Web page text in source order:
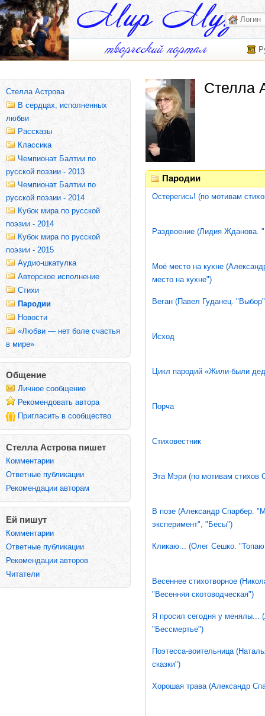
Стелла Астрова
В сердцах, исполненных
любви
Рассказы
Классика
Чемпионат Балтии по
русской поэзии - 2013
Чемпионат Балтии по
русской поэзии - 2014
Кубок мира по русской
поэзии - 2014
Кубок мира по русской
поэзии - 2015
Аудио-шкатулка
Авторское исполнение
Стихи
Пародии
Новости
«Любви — нет боле счастья
в мире»
Общение
Личное сообщение
Рекомендовать автора
Пригласить в сообщество
Стелла Астрова пишет
Комментарии
Ответные публикации
Рекомендации авторам
Ей пишут
Комментарии
Ответные публикации
Рекомендации авторов
Читатели
Стелла
Пародии
Остерегись! (по мотивам
Раздвоение (Лидия Жданова.
Моё место на кухне
место на кухне")
Веган (Павел Гуданец.
Исход
Цикл пародий «Жили-были
Порча
Стиховестник
Эта Мэри (по мотивам стихов
В позе (Александр Спарбер.
эксперимент", "Бесы")
Кликаю... (Олег Сешко.
Весеннее стихотворное
"Весенняя скотоводческая")
Я просил сегодня у менялы...
"Бессмертье")
Поэтесса-воительница
сказки")
Хорошая трава (Александр